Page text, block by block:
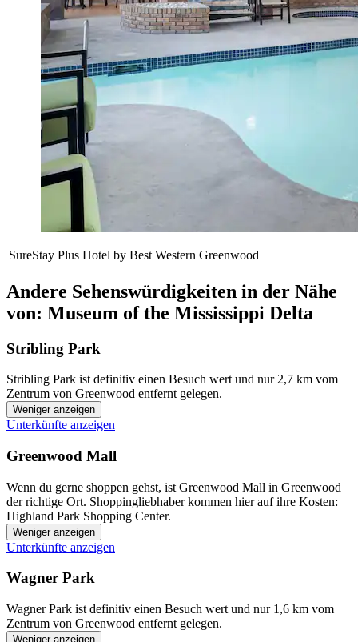
SureStay Plus Hotel by Best Western Greenwood
Andere Sehenswürdigkeiten in der Nähe
von: Museum of the Mississippi Delta
Stribling Park
Stribling Park ist definitiv einen Besuch wert und nur 2,7 km vom
Zentrum von Greenwood entfernt gelegen.
Weniger anzeigen
Unterkünfte anzeigen
Greenwood Mall
Wenn du gerne shoppen gehst, ist Greenwood Mall in Greenwood
der richtige Ort. Shoppingliebhaber kommen hier auf ihre Kosten:
Highland Park Shopping Center.
Weniger anzeigen
Unterkünfte anzeigen
Wagner Park
Wagner Park ist definitiv einen Besuch wert und nur 1,6 km vom
Zentrum von Greenwood entfernt gelegen.
Weniger anzeigen